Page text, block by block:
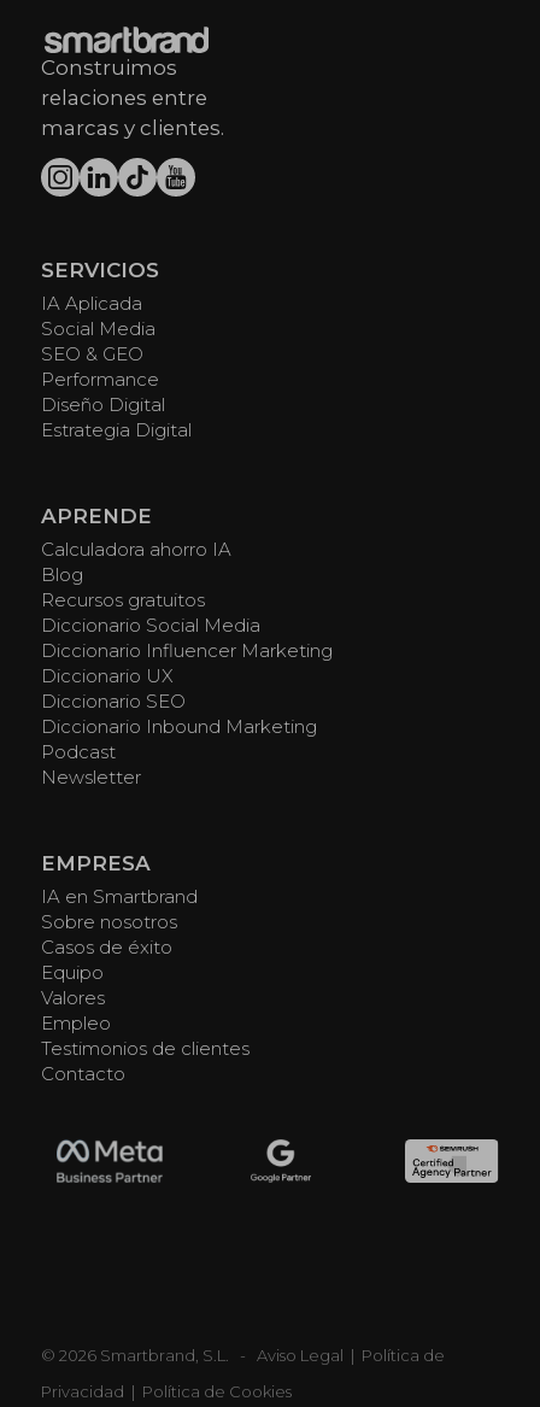
Construimos
relaciones entre
marcas y clientes.
SERVICIOS
IA Aplicada
Social Media
SEO & GEO
Performance
Diseño Digital
Estrategia Digital
APRENDE
Calculadora ahorro IA
Blog
Recursos gratuitos
Diccionario Social Media
Diccionario Influencer Marketing
Diccionario UX
Diccionario SEO
Diccionario Inbound Marketing
Podcast
Newsletter
EMPRESA
IA en Smartbrand
Sobre nosotros
Casos de éxito
Equipo
Valores
Empleo
Testimonios de clientes
Contacto
© 2026 Smartbrand, S.L. - Aviso Legal | Política de
Privacidad | Política de Cookies